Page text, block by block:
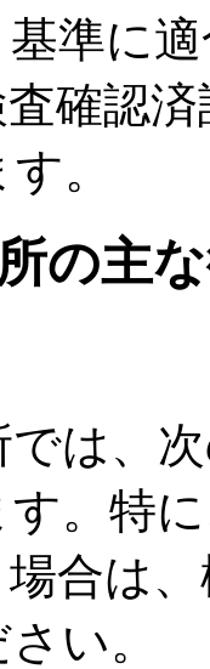
準に
確認
。
の主
は、
。特
合は
い。